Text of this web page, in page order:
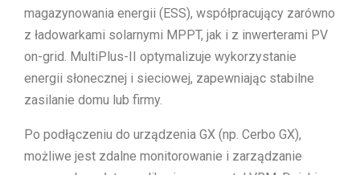
magazynowania energii (ESS), współpracujący zarówno
z ładowarkami solarnymi MPPT, jak i z inwerterami PV
on-grid. MultiPlus-II optymalizuje wykorzystanie
energii słonecznej i sieciowej, zapewniając stabilne
zasilanie domu lub firmy.
Po podłączeniu do urządzenia GX (np. Cerbo GX),
możliwe jest zdalne monitorowanie i zarządzanie